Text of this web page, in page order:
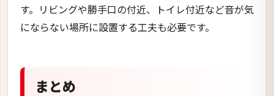
す。リビングや勝手口の付近、トイレ付近など音が気
にならない場所に設置する工夫も必要です。
まとめ